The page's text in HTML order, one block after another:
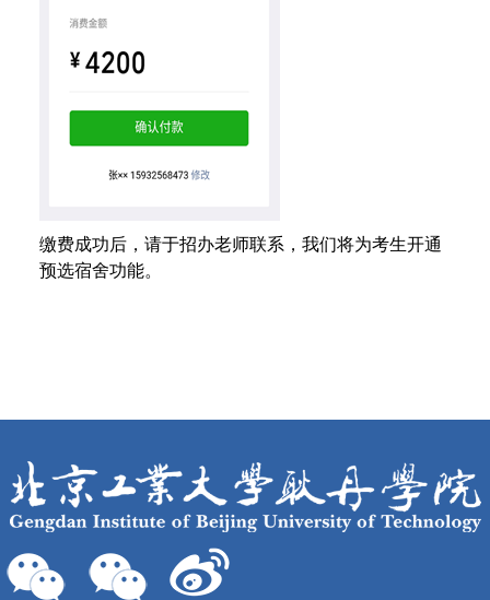
缴费成功后，请于招办老师联系，我们将为考生开通
预选宿舍功能。